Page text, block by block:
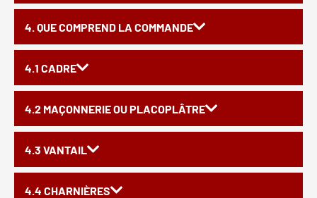
4. QUE COMPREND LA COMMANDE
4.1 CADRE
4.2 MAÇONNERIE OU PLACOPLÂTRE
4.3 VANTAIL
4.4 CHARNIÈRES